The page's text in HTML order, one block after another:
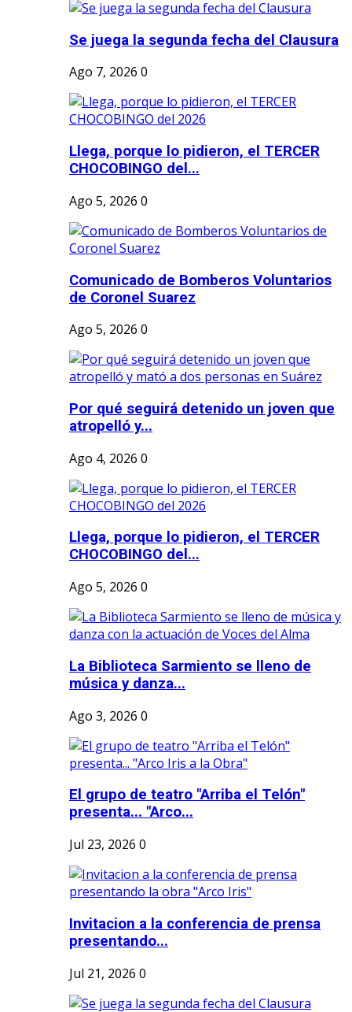
Se juega la segunda fecha del Clausura
Ago 7, 2026 0
Llega, porque lo pidieron, el TERCER
CHOCOBINGO del...
Ago 5, 2026 0
Comunicado de Bomberos Voluntarios
de Coronel Suarez
Ago 5, 2026 0
Por qué seguirá detenido un joven que
atropelló y...
Ago 4, 2026 0
Llega, porque lo pidieron, el TERCER
CHOCOBINGO del...
Ago 5, 2026 0
La Biblioteca Sarmiento se lleno de
música y danza...
Ago 3, 2026 0
El grupo de teatro "Arriba el Telón"
presenta... "Arco...
Jul 23, 2026 0
Invitacion a la conferencia de prensa
presentando...
Jul 21, 2026 0